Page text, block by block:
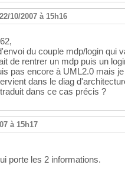
10/2007 à 15h16
du couple mdp/login qui
de rentrer un mdp puis un
pas encore à UML2.0 mais
dans le diag
dans ce cas précis ?
à 15h17
porte les 2 informations.